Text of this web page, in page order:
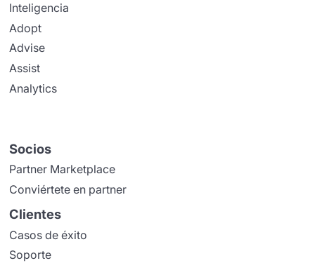
Inteligencia
Adopt
Advise
Assist
Analytics
Socios
Partner Marketplace
Conviértete en partner
Clientes
Casos de éxito
Soporte